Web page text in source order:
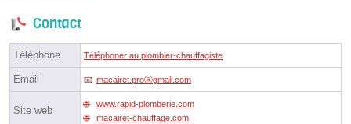
Contact
Téléphone Téléphoner au plombier-chauffagiste
Email macairet.proⓐgmail.com
Site web
www.rapid-plomberie.com
macairet-chauffage.com